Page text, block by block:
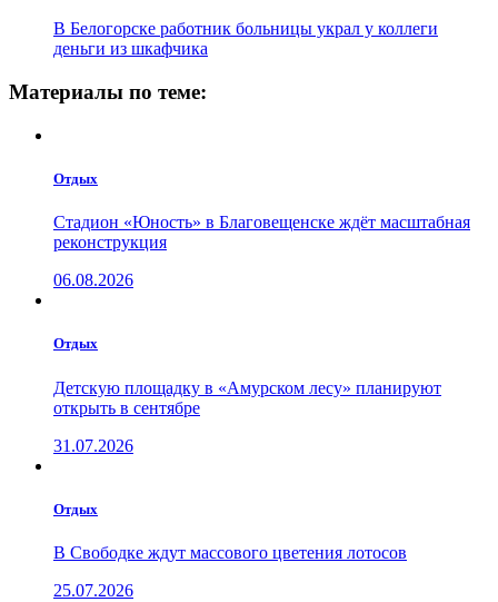
В Белогорске работник больницы украл у коллеги
деньги из шкафчика
Материалы по теме:
Отдых
Стадион «Юность» в Благовещенске ждёт масштабная
реконструкция
06.08.2026
Отдых
Детскую площадку в «Амурском лесу» планируют
открыть в сентябре
31.07.2026
Отдых
В Свободке ждут массового цветения лотосов
25.07.2026